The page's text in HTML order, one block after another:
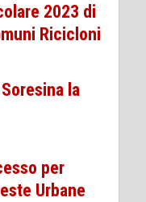
2023 di
Ricicloni
la
per
Urbane